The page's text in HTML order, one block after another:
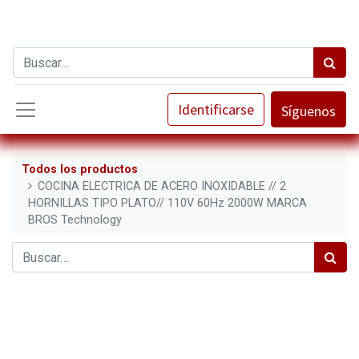
Identificarse Síguenos
Todos los productos
COCINA ELECTRICA DE ACERO INOXIDABLE // 2
HORNILLAS TIPO PLATO// 110V 60Hz 2000W MARCA
BROS Technology